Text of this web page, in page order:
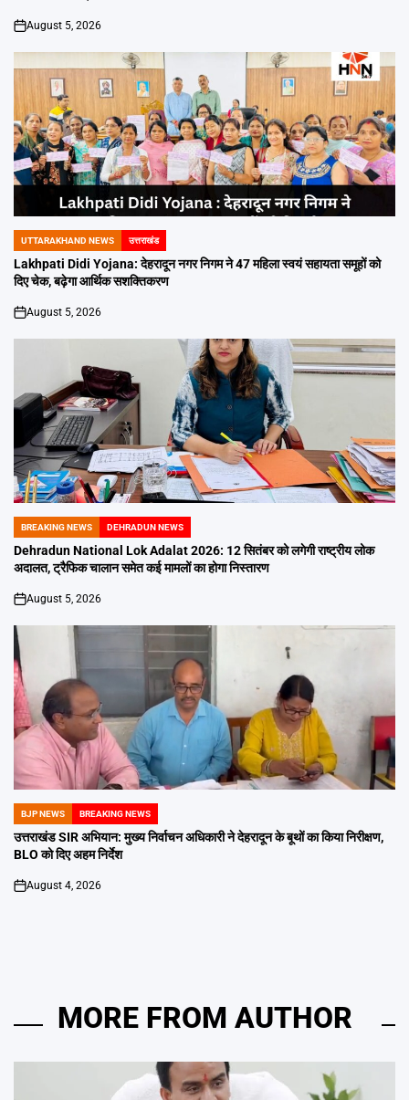
on
August 5, 2026
POSTED
IN
UTTARAKHAND NEWS उत्तराखंड
Lakhpati Didi Yojana: देहरादून नगर निगम ने 47 महिला स्वयं सहायता समूहों को
दिए चेक, बढ़ेगा आर्थिक सशक्तिकरण
on
August 5, 2026
POSTED
IN
BREAKING NEWS DEHRADUN NEWS
Dehradun National Lok Adalat 2026: 12 सितंबर को लगेगी राष्ट्रीय लोक
अदालत, ट्रैफिक चालान समेत कई मामलों का होगा निस्तारण
on
August 5, 2026
POSTED
IN
BJP NEWS BREAKING NEWS
उत्तराखंड SIR अभियान: मुख्य निर्वाचन अधिकारी ने देहरादून के बूथों का किया निरीक्षण,
BLO को दिए अहम निर्देश
on
August 4, 2026
MORE FROM AUTHOR